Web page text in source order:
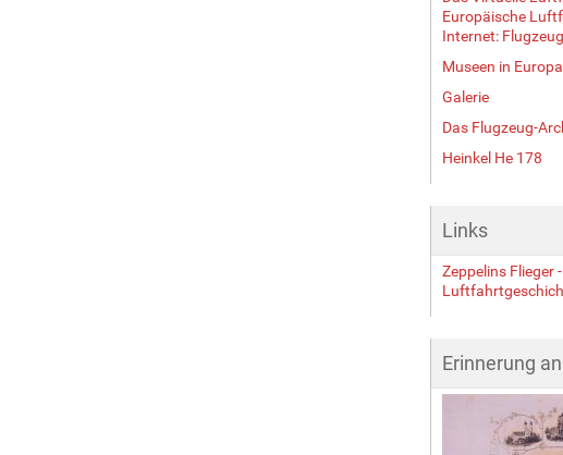
Europäische
Internet:
Museen in Europa
Galerie
Das Flugzeug-
Heinkel He 178
Links
Zeppelins Flieger
Erinnerung